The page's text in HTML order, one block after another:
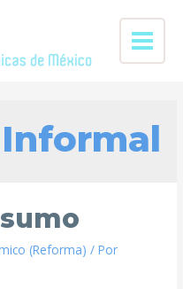
(Reforma) / Por